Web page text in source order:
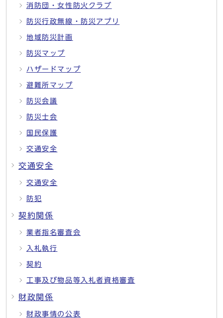
消防団・女性防火クラブ
防災行政無線・防災アプリ
地域防災計画
防災マップ
ハザードマップ
避難所マップ
防災会議
防災士会
国民保護
交通安全
交通安全
交通安全
防犯
契約関係
業者指名審査会
入札執行
契約
工事及び物品等入札者資格審査
財政関係
財政事情の公表